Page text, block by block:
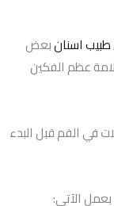
اسنانبعض
عظم الفكين
في الفم قبل البدء
بعمل الآتي: